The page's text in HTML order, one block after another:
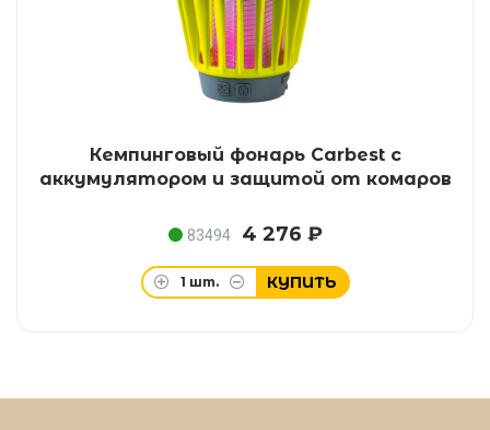
Кемпинговый фонарь Carbest с
аккумулятором и защитой от комаров
83494 4 276 ₽
1 шт. КУПИТЬ